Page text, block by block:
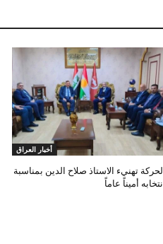
أخبار العراق
الحركة تهنيء الاستاذ صلاح الدين بمناسبة
انتخابه أميناً عاماً